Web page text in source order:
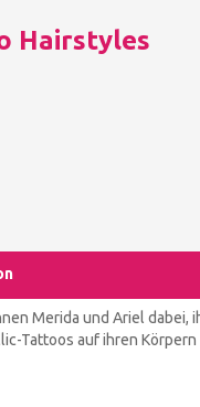
Hairstyles
Merida und Ariel
Tattoos auf ihren